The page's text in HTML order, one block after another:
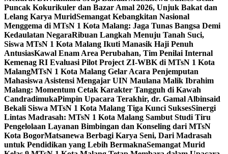
Puncak Kokurikuler dan Bazar Amal 2026, Unjuk Bakat dan
Lelang Karya MuridSemangat Kebangkitan Nasional
Menggema di MTsN 1 Kota Malang: Jaga Tunas Bangsa Demi
Kedaulatan NegaraRibuan Langkah Menuju Tanah Suci,
Siswa MTsN 1 Kota Malang Ikuti Manasik Haji Penuh
AntusiasKawal Enam Area Perubahan, Tim Penilai Internal
Kemenag RI Evaluasi Pilot Project ZI-WBK di MTsN 1 Kota
MalangMTsN 1 Kota Malang Gelar Acara Penjemputan
Mahasiswa Asistensi Mengajar UIN Maulana Malik Ibrahim
Malang: Momentum Cetak Karakter Tangguh di Kawah
CandradimukaPimpin Upacara Terakhir, dr. Gamal Albinsaid
Bekali Siswa MTsN 1 Kota Malang Tiga Kunci SuksesSinergi
Lintas Madrasah: MTsN 1 Kota Malang Sambut Studi Tiru
Pengelolaan Layanan Bimbingan dan Konseling dari MTsN
Kota BogorMatsanewa Berbagi Karya Seni, Dari Madrasah
untuk Pendidikan yang Lebih BermaknaSemangat Murid